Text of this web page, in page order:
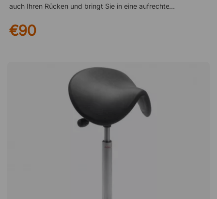
auch Ihren Rücken und bringt Sie in eine aufrechtere Position,
kann. Wenn Sie den Office Ball regelmäßig benutzen, können
Sie Ihren Körper während der Arbeit effektiv stärken. Perfekt
hervorragende Option und kann auch als praktisches
Trainingsgerät für den ganzen Körper verwendet werden.
Stabiler Sitzball in zwei Größen Der Office Ball ist mit einem
abnehmbaren Bezug mit rutschfester Unterseite ausgestattet,
der zusammen mit einer mit 0,5 kg Sand gefüllten,
beschwerten Kugel den Ball beim Sitzen oder Trainieren fest
die für die meisten Menschen geeignet sind.Office Ball ist ein
€90